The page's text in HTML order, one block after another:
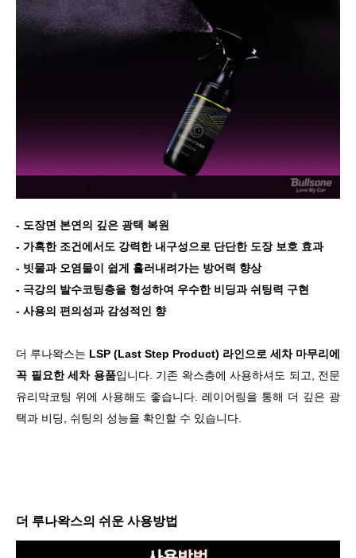
- 도장면 본연의 깊은 광택 복원
- 가혹한 조건에서도 강력한 내구성으로 단단한 도장 보호 효과
- 빗물과 오염물이 쉽게 흘러내려가는 방어력 향상
- 극강의 발수코팅층을 형성하여 우수한 비딩과 쉬팅력 구현
- 사용의 편의성과 감성적인 향
더 루나왁스는 LSP (Last Step Product) 라인으로 세차 마무리에
꼭 필요한 세차 용품입니다. 기존 왁스층에 사용하셔도 되고, 전문
유리막코팅 위에 사용해도 좋습니다. 레이어링을 통해 더 깊은 광
택과 비딩, 쉬팅의 성능을 확인할 수 있습니다.
더 루나왁스의 쉬운 사용방법